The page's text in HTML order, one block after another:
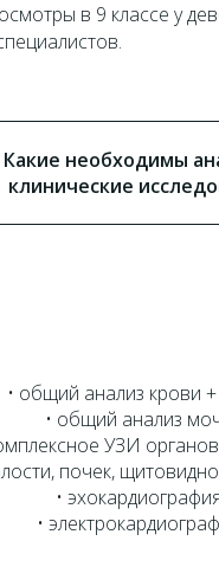
в 9 классе у
Какие необходимы
клинические
• общий анализ крови
• общий анализ
УЗИ
почек,
•
•